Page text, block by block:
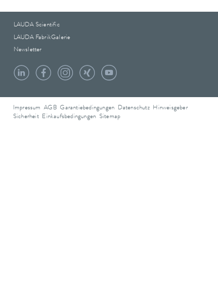
LAUDA Scientific
LAUDA FabrikGalerie
Newsletter
Impressum AGB Garantiebedingungen Datenschutz Hinweisgeber
Sicherheit Einkaufsbedingungen Sitemap